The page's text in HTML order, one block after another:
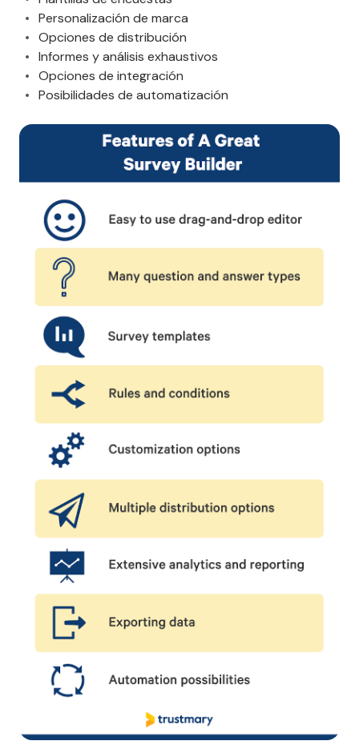
Personalización de marca
Opciones de distribución
Informes y análisis exhaustivos
Opciones de integración
Posibilidades de automatización